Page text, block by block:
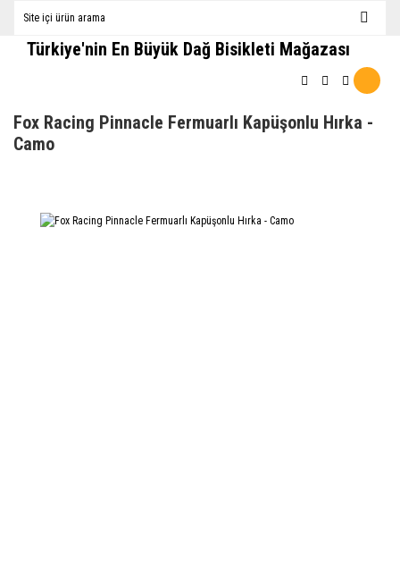
Türkiye'nin En Büyük Dağ Bisikleti Mağazası
Fox Racing Pinnacle Fermuarlı Kapüşonlu Hırka -
Camo